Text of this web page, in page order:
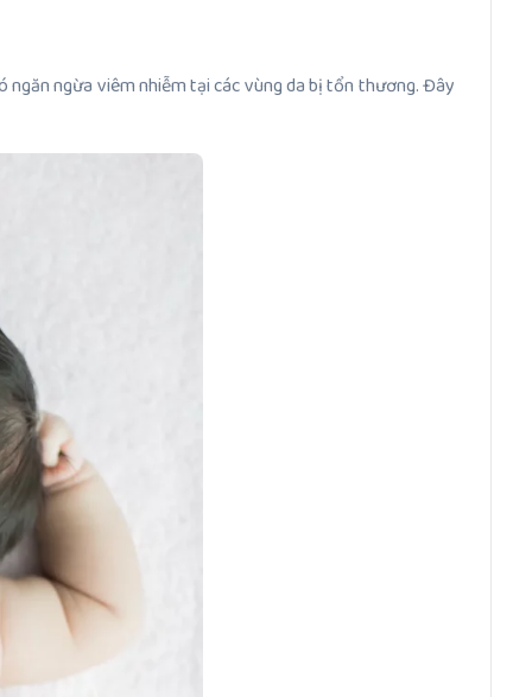
ngừa viêm nhiễm tại các vùng da bị tổn thương. Đây